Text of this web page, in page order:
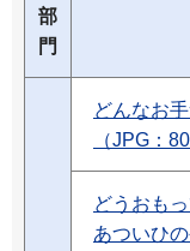
部
門
どんなお
（JPG：
どうおも
あついひ